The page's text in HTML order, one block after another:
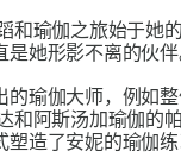
和瑜伽之旅始于她
是她形影不离的伙
的瑜伽大师，例如
和阿斯汤加瑜伽的
塑造了安妮的瑜伽